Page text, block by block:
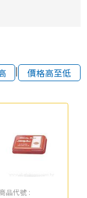
| 價格高至低
商品代號 :